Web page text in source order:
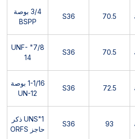
70.5
S36
3/4 بوصة
BSPP
70.5
S36
7/8" UNF-
14
72.5
S36
1-1/16 بوصة
UN-12
93
S36
1"UNS ذكر
حاجز ORFS